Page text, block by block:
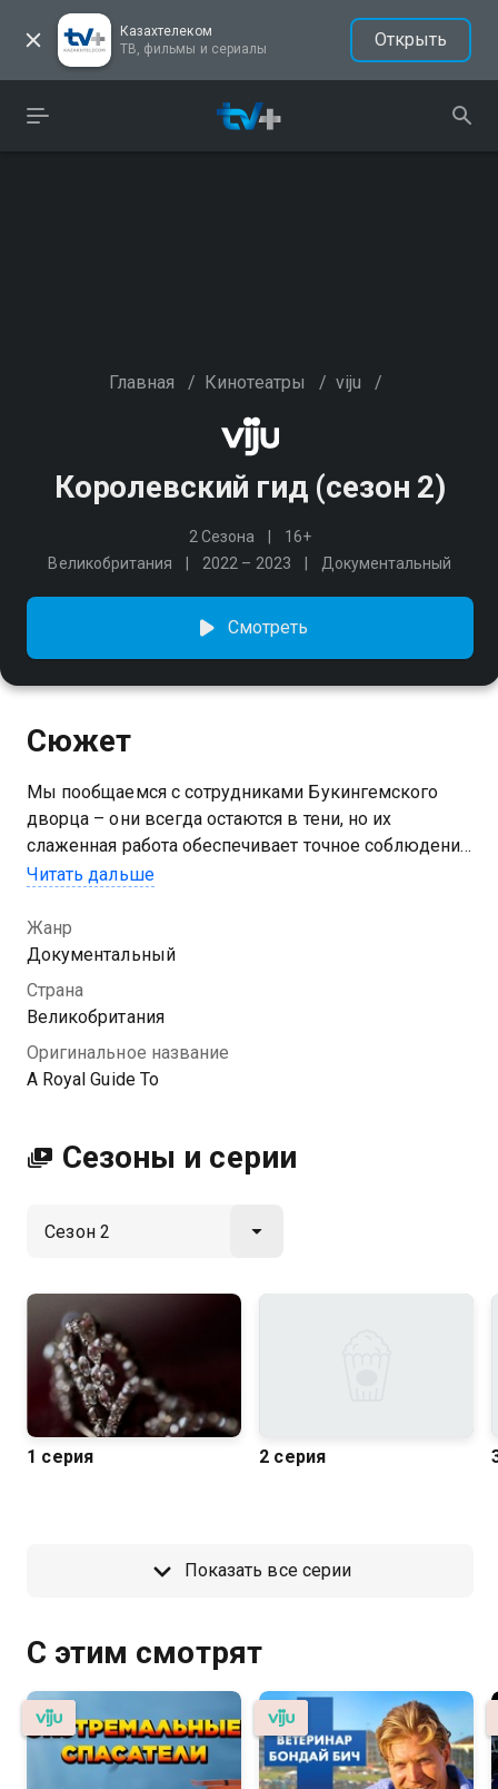
Казахтелеком
ТВ, фильмы и сериалы
Открыть
Главная / Кинотеатры / viju /
Королевский гид (сезон 2)
2 Сезона
16+
Великобритания
2022 – 2023 Документальный
Смотреть
Сюжет
Мы пообщаемся с сотрудниками Букингемского
дворца – они всегда остаются в тени, но их
слаженная работа обеспечивает точное соблюдение
всех правил и обычаев, столь важных для
Посмотреть онлайн 2 сезон сериала Королевский
гид вы можете совершенно бесплатно в хорошем
HD качестве на Казахтелеком
Читать дальше
Жанр
Документальный
Страна
Великобритания
Оригинальное название
A Royal Guide To
Сезоны и серии
1 серия 2 серия
Показать все серии
С этим смотрят